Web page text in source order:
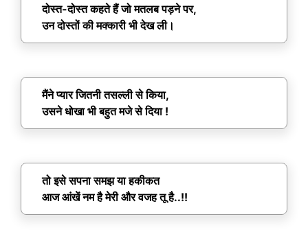
दोस्त-दोस्त कहते हैं जो मतलब पड़ने पर,
उन दोस्तों की मक्कारी भी देख ली।
मैंने प्यार जितनी तसल्ली से किया,
उसने धोखा भी बहुत मजे से दिया !
तो इसे सपना समझ या हकीकत
आज आंखें नम है मेरी और वजह तू है..!!